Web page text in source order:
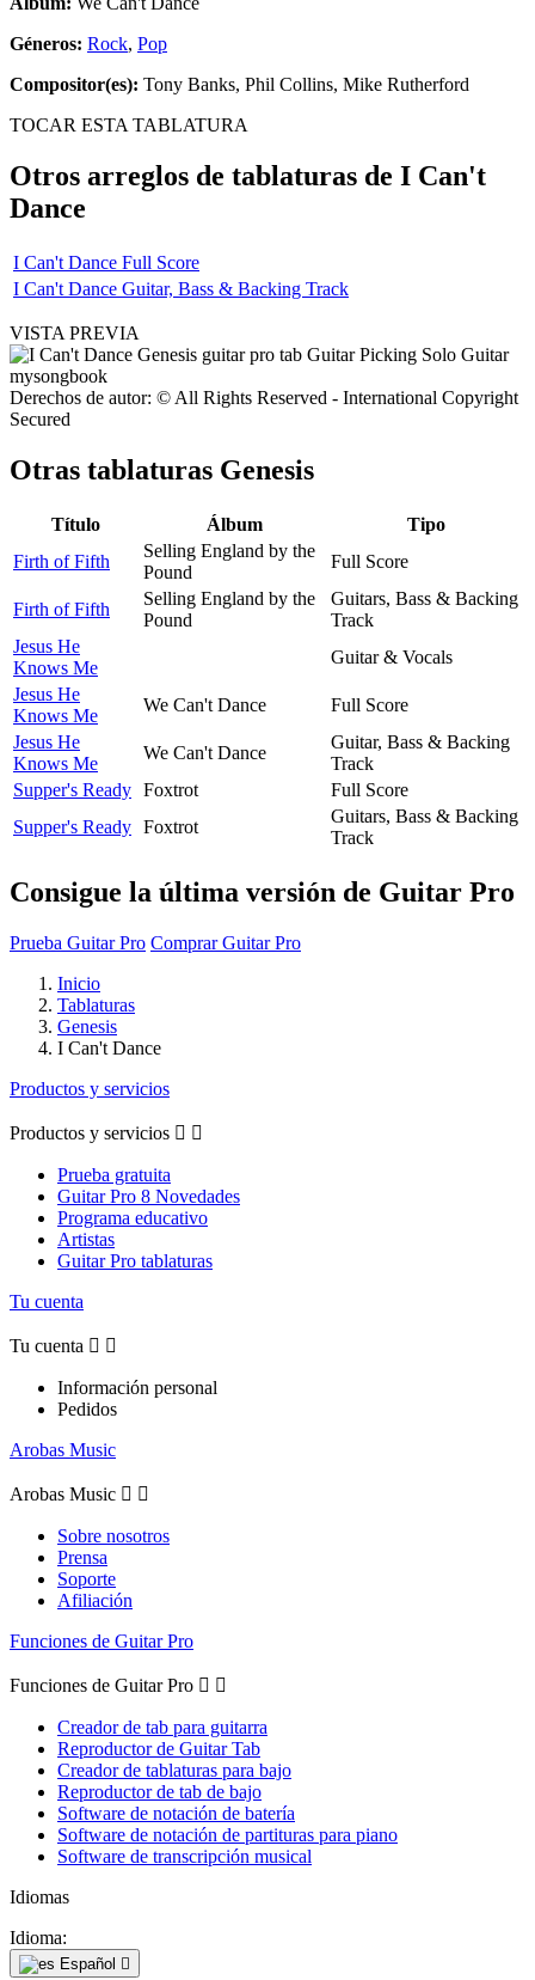
Géneros: Rock, Pop
Compositor(es): Tony Banks, Phil Collins, Mike Rutherford
TOCAR ESTA TABLATURA
Otros arreglos de tablaturas de I Can't
Dance
I Can't Dance Full Score
I Can't Dance Guitar, Bass & Backing Track
VISTA PREVIA
Derechos de autor: © All Rights Reserved - International Copyright
Secured
Otras tablaturas Genesis
Título Álbum
Tipo
Firth of Fifth
Selling England by the
Pound
Full Score
Firth of Fifth
Selling England by the
Pound
Guitars, Bass & Backing
Track
Jesus He
Knows Me
Guitar & Vocals
Jesus He
Knows Me
We Can't Dance
Full Score
Jesus He
Knows Me
We Can't Dance
Guitar, Bass & Backing
Track
Supper's Ready Foxtrot
Full Score
Supper's Ready Foxtrot
Guitars, Bass & Backing
Track
Consigue la última versión de Guitar Pro
Prueba Guitar Pro Comprar Guitar Pro
Inicio
Tablaturas
Genesis
I Can't Dance
Productos y servicios
Productos y servicios  
Prueba gratuita
Guitar Pro 8 Novedades
Programa educativo
Artistas
Guitar Pro tablaturas
Tu cuenta
Tu cuenta  
Información personal
Pedidos
Arobas Music
Arobas Music  
Sobre nosotros
Prensa
Soporte
Afiliación
Funciones de Guitar Pro
Funciones de Guitar Pro  
Creador de tab para guitarra
Reproductor de Guitar Tab
Creador de tablaturas para bajo
Reproductor de tab de bajo
Software de notación de batería
Software de notación de partituras para piano
Software de transcripción musical
Idiomas
Idioma:
Español 